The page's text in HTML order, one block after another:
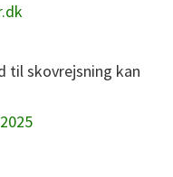
til skovrejsning kan